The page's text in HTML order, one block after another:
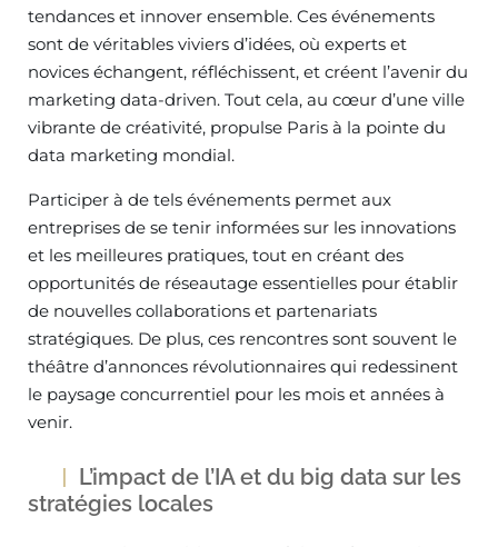
tendances et innover ensemble. Ces événements
sont de véritables viviers d’idées, où experts et
novices échangent, réfléchissent, et créent l’avenir du
marketing data-driven. Tout cela, au cœur d’une ville
vibrante de créativité, propulse Paris à la pointe du
data marketing mondial.
Participer à de tels événements permet aux
entreprises de se tenir informées sur les innovations
et les meilleures pratiques, tout en créant des
opportunités de réseautage essentielles pour établir
de nouvelles collaborations et partenariats
stratégiques. De plus, ces rencontres sont souvent le
théâtre d’annonces révolutionnaires qui redessinent
le paysage concurrentiel pour les mois et années à
venir.
L’impact de l’IA et du big data sur les
stratégies locales